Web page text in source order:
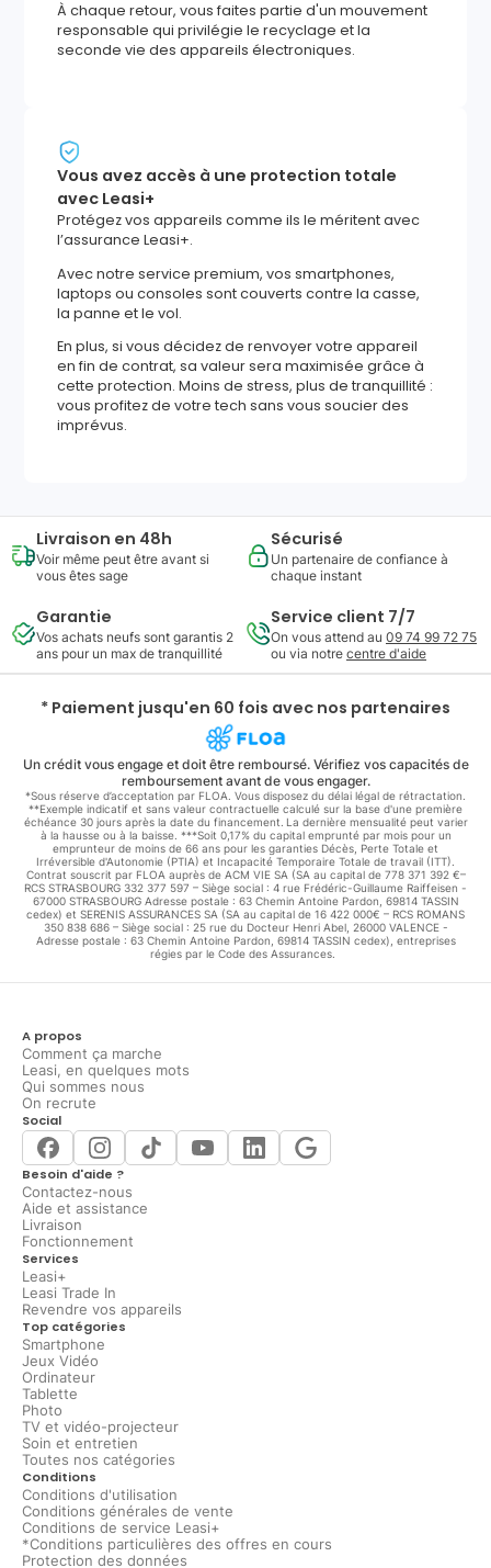
À chaque retour, vous faites partie d'un mouvement
responsable qui privilégie le recyclage et la
seconde vie des appareils électroniques.
Vous avez accès à une protection totale
avec Leasi+
Protégez vos appareils comme ils le méritent avec
l’assurance Leasi+.
Avec notre service premium, vos smartphones,
laptops ou consoles sont couverts contre la casse,
la panne et le vol.
En plus, si vous décidez de renvoyer votre appareil
en fin de contrat, sa valeur sera maximisée grâce à
cette protection. Moins de stress, plus de tranquillité :
vous profitez de votre tech sans vous soucier des
imprévus.
Livraison en 48h
Voir même peut être avant si
vous êtes sage
Sécurisé
Un partenaire de confiance à
chaque instant
Garantie
Vos achats neufs sont garantis 2
ans pour un max de tranquillité
Service client 7/7
On vous attend au 09 74 99 72 75
ou via notre centre d'aide
* Paiement jusqu'en 60 fois avec nos partenaires
Un crédit vous engage et doit être remboursé. Vérifiez vos capacités de
remboursement avant de vous engager.
*Sous réserve d’acceptation par FLOA. Vous disposez du délai légal de rétractation.
**Exemple indicatif et sans valeur contractuelle calculé sur la base d'une première
échéance 30 jours après la date du financement. La dernière mensualité peut varier
à la hausse ou à la baisse. ***Soit 0,17% du capital emprunté par mois pour un
emprunteur de moins de 66 ans pour les garanties Décès, Perte Totale et
Irréversible d'Autonomie (PTIA) et Incapacité Temporaire Totale de travail (ITT).
Contrat souscrit par FLOA auprès de ACM VIE SA (SA au capital de 778 371 392 €–
RCS STRASBOURG 332 377 597 – Siège social : 4 rue Frédéric-Guillaume Raiffeisen -
67000 STRASBOURG Adresse postale : 63 Chemin Antoine Pardon, 69814 TASSIN
cedex) et SERENIS ASSURANCES SA (SA au capital de 16 422 000€ – RCS ROMANS
350 838 686 – Siège social : 25 rue du Docteur Henri Abel, 26000 VALENCE -
Adresse postale : 63 Chemin Antoine Pardon, 69814 TASSIN cedex), entreprises
régies par le Code des Assurances.
A propos
Comment ça marche
Leasi, en quelques mots
Qui sommes nous
On recrute
Social
Besoin d'aide ?
Contactez-nous
Aide et assistance
Livraison
Fonctionnement
Services
Leasi+
Leasi Trade In
Revendre vos appareils
Top catégories
Smartphone
Jeux Vidéo
Ordinateur
Tablette
Photo
TV et vidéo-projecteur
Soin et entretien
Toutes nos catégories
Conditions
Conditions d'utilisation
Conditions générales de vente
Conditions de service Leasi+
*Conditions particulières des offres en cours
Protection des données